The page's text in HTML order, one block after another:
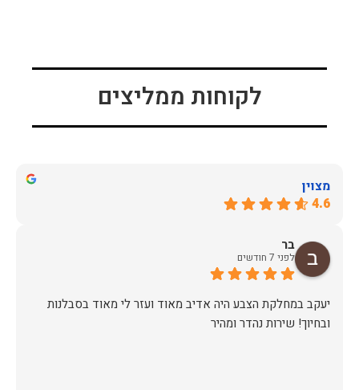
לקוחות ממליצים
מצוין
4.6
בר
לפני 7 חודשים
יעקב במחלקת הצבע היה אדיב מאוד ועזר לי מאוד בסבלנות
ובחיוך! שירות נהדר ומהיר